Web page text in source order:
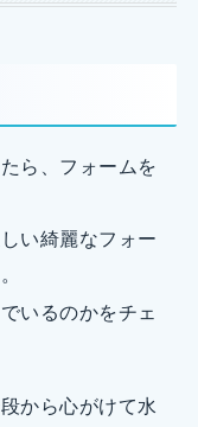
ら、フォームを
い綺麗なフォー
いるのかをチェ
から心がけて水